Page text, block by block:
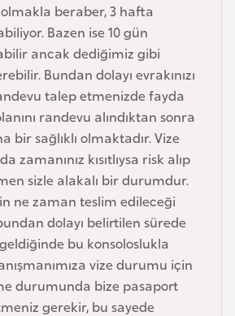
beraber, 3 hafta
Bazen ise 10 gün
ancak dediğimiz gibi
Bundan dolayı evrakınızı
talep etmenizde fayda
randevu alındıktan sonra
bir sağlıklı olmaktadır. Vize
zamanınız kısıtlıysa risk alıp
sizle alakalı bir durumdur.
ne zaman teslim edileceği
dolayı belirtilen sürede
bu konsoloslukla
vize durumu için
durumunda bize pasaport
gerekir, bu sayede